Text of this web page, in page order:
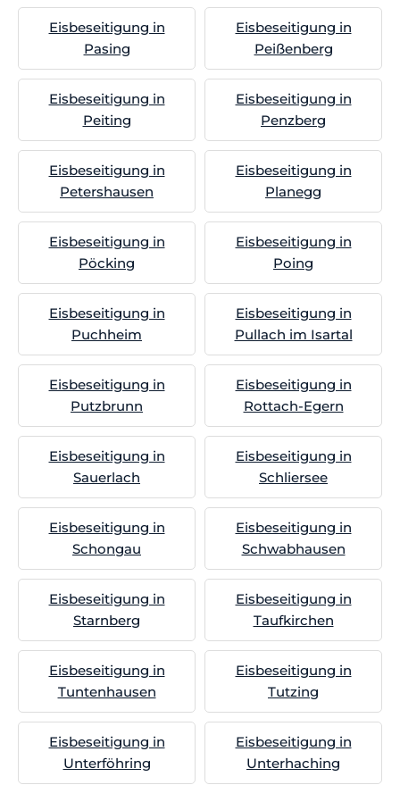
Eisbeseitigung in
Pasing
Eisbeseitigung in
Peißenberg
Eisbeseitigung in
Peiting
Eisbeseitigung in
Penzberg
Eisbeseitigung in
Petershausen
Eisbeseitigung in
Planegg
Eisbeseitigung in
Pöcking
Eisbeseitigung in
Poing
Eisbeseitigung in
Puchheim
Eisbeseitigung in
Pullach im Isartal
Eisbeseitigung in
Putzbrunn
Eisbeseitigung in
Rottach-Egern
Eisbeseitigung in
Sauerlach
Eisbeseitigung in
Schliersee
Eisbeseitigung in
Schongau
Eisbeseitigung in
Schwabhausen
Eisbeseitigung in
Starnberg
Eisbeseitigung in
Taufkirchen
Eisbeseitigung in
Tuntenhausen
Eisbeseitigung in
Tutzing
Eisbeseitigung in
Unterföhring
Eisbeseitigung in
Unterhaching